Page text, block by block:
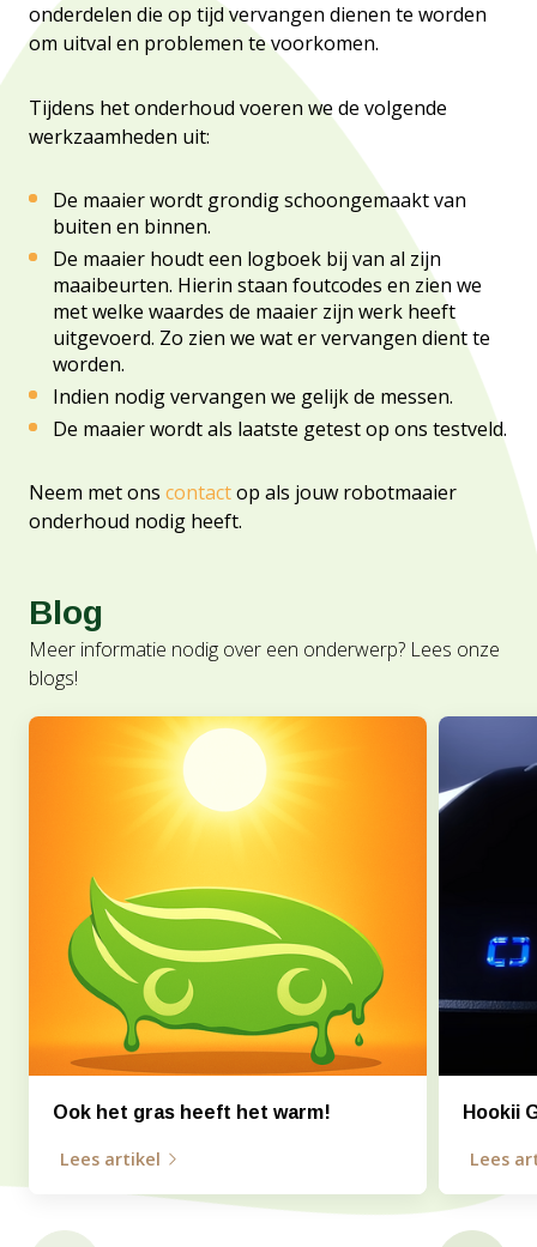
onderdelen die op tijd vervangen dienen te worden
om uitval en problemen te voorkomen.
Tijdens het onderhoud voeren we de volgende
werkzaamheden uit:
De maaier wordt grondig schoongemaakt van
buiten en binnen.
De maaier houdt een logboek bij van al zijn
maaibeurten. Hierin staan foutcodes en zien we
met welke waardes de maaier zijn werk heeft
uitgevoerd. Zo zien we wat er vervangen dient te
worden.
Indien nodig vervangen we gelijk de messen.
De maaier wordt als laatste getest op ons testveld.
Neem met ons contactop als jouw robotmaaier
onderhoud nodig heeft.
Blog
Meer informatie nodig over een onderwerp? Lees onze
blogs!
Ook het gras heeft het warm!
Lees artikel
Hookii
Lees